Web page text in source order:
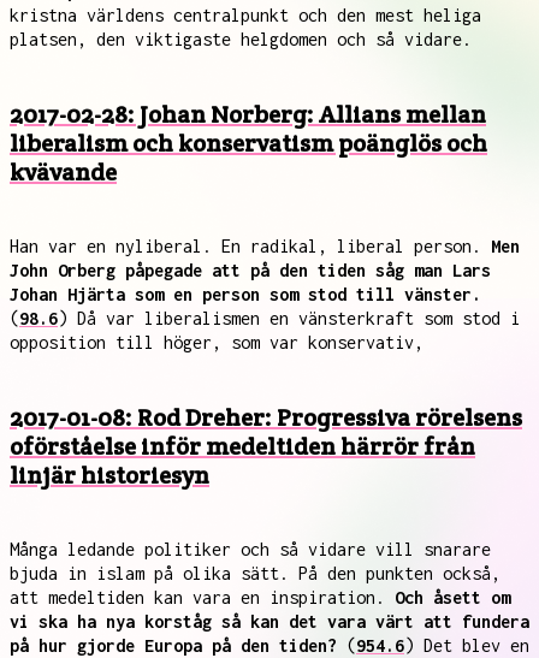
kristna världens centralpunkt och den mest heliga
platsen, den viktigaste helgdomen och så vidare.
2017-02-28: Johan Norberg: Allians mellan
liberalism och konservatism poänglös och
kvävande
Han var en nyliberal. En radikal, liberal person. Men
John Orberg påpegade att på den tiden såg man Lars
Johan Hjärta som en person som stod till vänster.
(98.6) Då var liberalismen en vänsterkraft som stod i
opposition till höger, som var konservativ,
2017-01-08: Rod Dreher: Progressiva rörelsens
oförståelse inför medeltiden härrör från
linjär historiesyn
Många ledande politiker och så vidare vill snarare
bjuda in islam på olika sätt. På den punkten också,
att medeltiden kan vara en inspiration. Och åsett om
vi ska ha nya korståg så kan det vara värt att fundera
på hur gjorde Europa på den tiden? (954.6) Det blev en